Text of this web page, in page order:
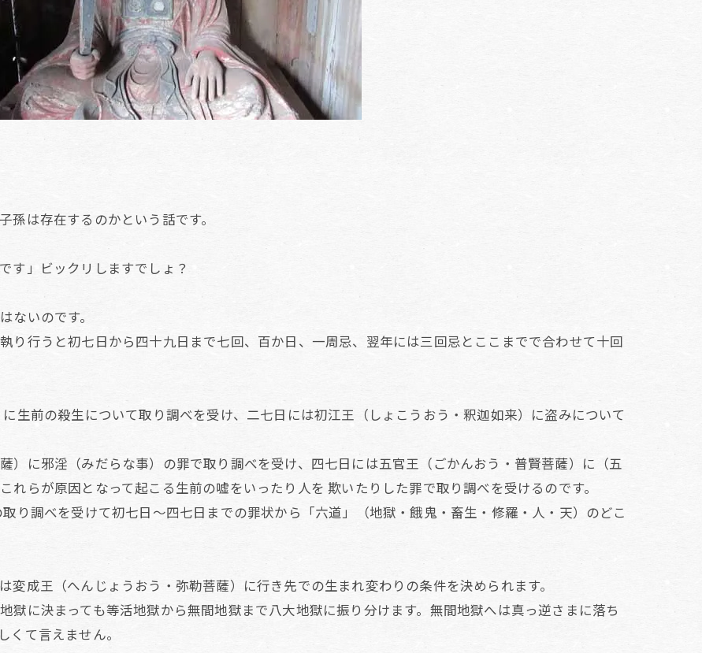
は存在するのかという話です。
す」ビックリしますでしょ？
ないのです。
り行うと初七日から四十九日まで七回、百か日、一周忌、翌年には三回忌とここまでで合わせて十回
に生前の殺生について取り調べを受け、二七日には初江王（しょこうおう・釈迦如来）に盗みについて
）に邪淫（みだらな事）の罪で取り調べを受け、四七日には五官王（ごかんおう・普賢菩薩）に（五
れらが原因となって起こる生前の嘘をいったり人を 欺いたりした罪で取り調べを受けるのです。
取り調べを受けて初七日～四七日までの罪状から「六道」（地獄・餓鬼・畜生・修羅・人・天）のどこ
変成王（へんじょうおう・弥勒菩薩）に行き先での生まれ変わりの条件を決められます。
獄に決まっても等活地獄から無間地獄まで八大地獄に振り分けます。無間地獄へは真っ逆さまに落ち
くて言えません。